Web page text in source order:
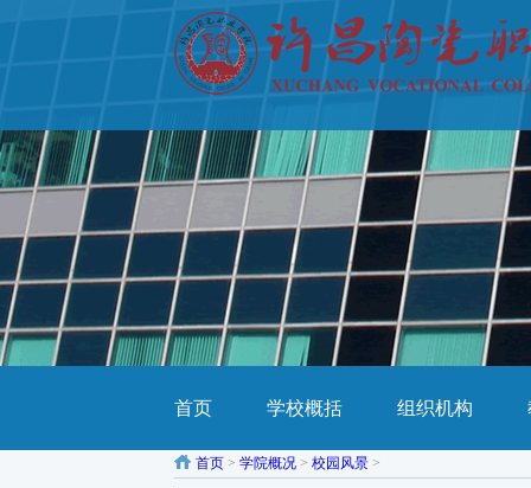
首页 学校概括 组织机构
首页 > 学院概况 > 校园风景 >